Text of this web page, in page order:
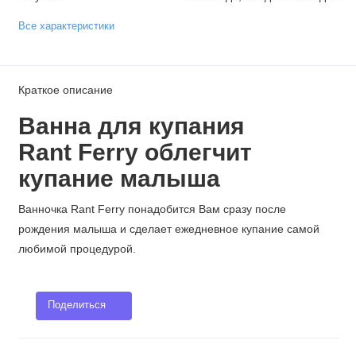
Все характеристики
Краткое описание
Ванна для купания
Rant Ferry облегчит
купание малыша
Ванночка Rant Ferry понадобится Вам сразу после
рождения малыша и сделает ежедневное купание самой
любимой процедурой.
Поделиться